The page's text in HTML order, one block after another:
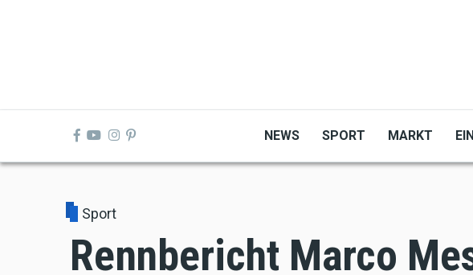
NEWS SPORT MARKT
Sport
Rennbericht Marco